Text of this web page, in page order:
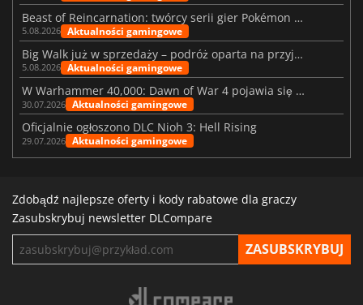
Beast of Reincarnation: twórcy serii gier Pokémon wkraczają na nową ścieżkę
5.08.2026 Aktualności gamingowe
Big Walk już w sprzedaży – podróż oparta na przyjaźni
5.08.2026 Aktualności gamingowe
W Warhammer 40,000: Dawn of War 4 pojawia się frakcja Nekronów
30.07.2026 Aktualności gamingowe
Oficjalnie ogłoszono DLC Nioh 3: Hell Rising
29.07.2026 Aktualności gamingowe
Zdobądź najlepsze oferty i kody rabatowe dla graczy
Zasubskrybuj newsletter DLCompare